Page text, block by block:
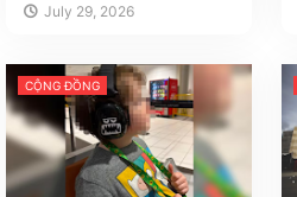
July 29, 2026
CỘNG ĐỒNG